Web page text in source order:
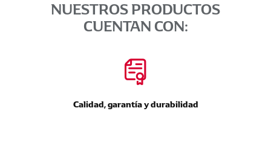
NUESTROS PRODUCTOS
CUENTAN CON:
Calidad, garantía y durabilidad